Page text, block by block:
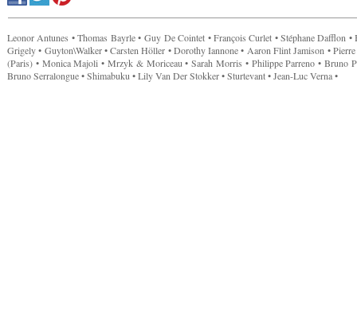
Leonor Antunes • Thomas Bayrle • Guy De Cointet • François Curlet • Stéphane Dafflon
Grigely • Guyton\Walker • Carsten Höller • Dorothy Iannone • Aaron Flint Jamison •
(Paris) • Monica Majoli • Mrzyk & Moriceau • Sarah Morris • Philippe Parreno • Bruno
Bruno Serralongue • Shimabuku • Lily Van Der Stokker • Sturtevant • Jean-Luc Verna •